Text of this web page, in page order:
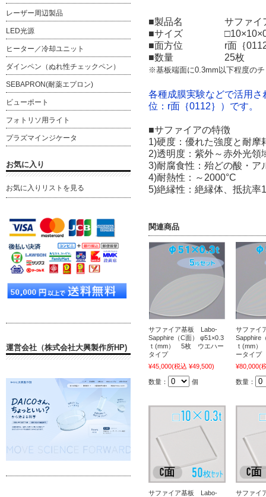
■製品名
サファ
■サイズ
■面方位
r面｛
■数量
25枚
※基板端面に0.3mm以下程度の
各種成膜実験などで活用
位：r面｛0112｝）です。
■サファイアの特徴
1)硬度：優れた強度と耐摩
2)透明度：紫外～赤外光
3)耐腐食性：殆どの酸・ア
4)耐熱性：～2000°C
5)絶縁性：絶縁体、抵抗率
関連商品
サファイア基板 Labo-
Sapphire（C面） φ51×0.3
ｔ(mm） 5枚 ウエハー
タイプ
¥45,000(税込 ¥49,500)
数量： 個
サファイ
Sapphire
ｔ(mm
ータイプ
¥80,000(
数量：
サファイア基板 Labo-
サファイ
レーザー周辺製品
LED光源
ヒーター／冷却ユニット
ダインペン（ぬれ性チェックペン）
SEBAPRON(耐薬エプロン)
ビューポート
フォトリソ用ライト
プラズマインジケータ
お気に入り
お気に入りリストを見る
運営会社（株式会社大興製作所HP)